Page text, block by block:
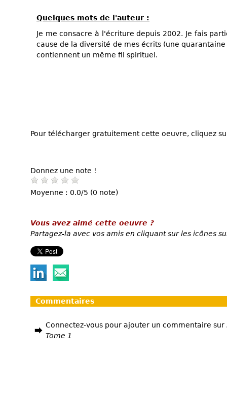
Quelques mots de l'auteur :
Je me consacre à l'écriture depuis 2002. Je fais
cause de la diversité de mes écrits (une
contiennent un même fil spirituel.
Pour télécharger gratuitement cette oeuvre, cliquez
Donnez une note !
Moyenne : 0.0/5 (0 note)
Vous avez aimé cette oeuvre ?
Partagez-la avec vos amis en cliquant sur les icônes
Commentaires
Connectez-vous pour ajouter un commentaire sur
Tome 1